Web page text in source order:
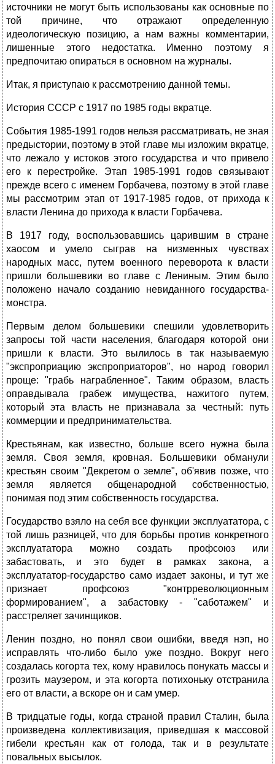
источники не могут быть использованы как основные по
той причине, что отражают определенную
идеологическую позицию, а нам важны комментарии,
лишенные этого недостатка. Именно поэтому я
предпочитаю опираться в основном на журналы.
Итак, я приступаю к рассмотрению данной темы.
История СССР с 1917 по 1985 годы вкратце.
События 1985-1991 годов нельзя рассматривать, не зная
предыстории, поэтому в этой главе мы изложим вкратце,
что лежало у истоков этого государства и что привело
его к перестройке. Этап 1985-1991 годов связывают
прежде всего с именем Горбачева, поэтому в этой главе
мы рассмотрим этап от 1917-1985 годов, от прихода к
власти Ленина до прихода к власти Горбачева.
В 1917 году, воспользовавшись царившим в стране
хаосом и умело сыграв на низменных чувствах
народных масс, путем военного переворота к власти
пришли большевики во главе с Лениным. Этим было
положено начало созданию невиданного государства-
монстра.
Первым делом большевики спешили удовлетворить
запросы той части населения, благодаря которой они
пришли к власти. Это вылилось в так называемую
"экспроприацию экспроприаторов", но народ говорил
проще: "грабь награбленное". Таким образом, власть
оправдывала грабеж имущества, нажитого путем,
который эта власть не признавала за честный: путь
коммерции и предпринимательства.
Крестьянам, как известно, больше всего нужна была
земля. Своя земля, кровная. Большевики обманули
крестьян своим "Декретом о земле", об'явив позже, что
земля является общенародной собственностью,
понимая под этим собственность государства.
Государство взяло на себя все функции эксплуататора, с
той лишь разницей, что для борьбы против конкретного
эксплуататора можно создать профсоюз или
забастовать, и это будет в рамках закона, а
эксплуататор-государство само издает законы, и тут же
признает профсоюз "контрреволюционным
формированием", а забастовку - "саботажем" и
расстреляет зачинщиков.
Ленин поздно, но понял свои ошибки, введя нэп, но
исправлять что-либо было уже поздно. Вокруг него
создалась когорта тех, кому нравилось понукать массы и
грозить маузером, и эта когорта потихоньку отстранила
его от власти, а вскоре он и сам умер.
В тридцатые годы, когда страной правил Сталин, была
произведена коллективизация, приведшая к массовой
гибели крестьян как от голода, так и в результате
повальных высылок.